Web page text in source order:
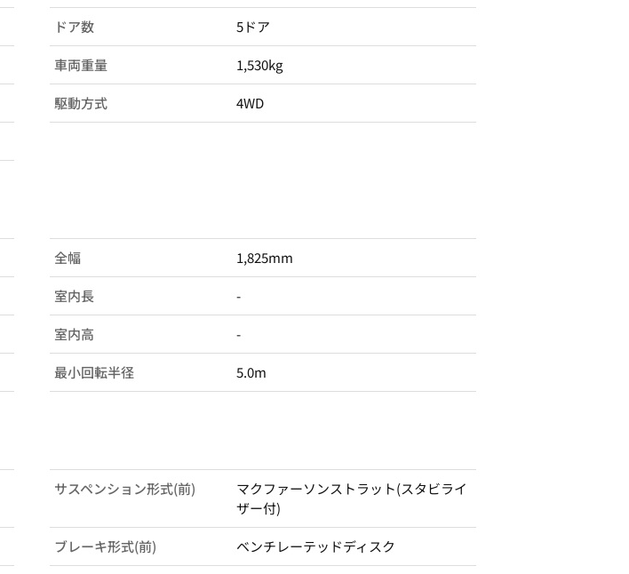
ドア数 5ドア
車両重量 1,530kg
駆動方式 4WD
全幅 1,825mm
室内長 -
室内高 -
最小回転半径 5.0m
サスペンション形式(前)
マクファーソンストラット(スタビライ
ザー付)
ブレーキ形式(前) ベンチレーテッドディスク